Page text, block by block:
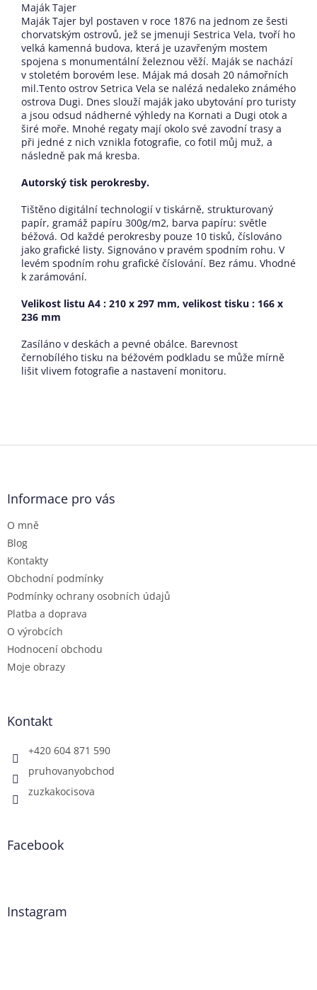
Maják Tajer
Maják Tajer byl postaven v roce 1876 na jednom ze šesti
chorvatským ostrovů, jež se jmenuji Sestrica Vela, tvoří ho
velká kamenná budova, která je uzavřeným mostem
spojena s monumentální železnou věží. Maják se nachází
v stoletém borovém lese. Májak má dosah 20 námořních
mil.Tento ostrov Setrica Vela se nalézá nedaleko známého
ostrova Dugi. Dnes slouží maják jako ubytování pro turisty
a jsou odsud nádherné výhledy na Kornati a Dugi otok a
širé moře. Mnohé regaty mají okolo své zavodní trasy a
při jedné z nich vznikla fotografie, co fotil můj muž, a
následně pak má kresba.
Autorský tisk perokresby.
Tištěno digitální technologií v tiskárně, strukturovaný
papír, gramáž papíru 300g/m2, barva papíru: světle
béžová. Od každé perokresby pouze 10 tisků, číslováno
jako grafické listy. Signováno v pravém spodním rohu. V
levém spodním rohu grafické číslování. Bez rámu. Vhodné
k zarámování.
Velikost listu A4 : 210 x 297 mm, velikost tisku : 166 x
236 mm
Zasíláno v deskách a pevné obálce. Barevnost
černobílého tisku na béžovém podkladu se může mírně
lišit vlivem fotografie a nastavení monitoru.
Z
Informace pro vás
O mně
Blog
Kontakty
Obchodní podmínky
Podmínky ochrany osobních údajů
Platba a doprava
O výrobcích
Hodnocení obchodu
Moje obrazy
Kontakt
+420 604 871 590
pruhovanyobchod
zuzkakocisova
Facebook
Instagram